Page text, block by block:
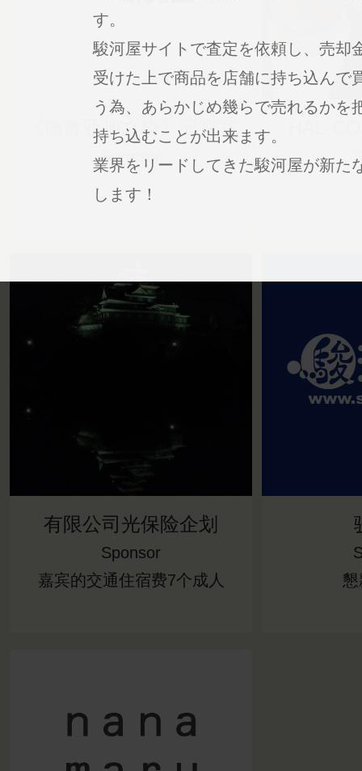
《德鲁亚加之塔》研究室
Sponsor
有限公司光保险企划
Sponsor
嘉宾的交通住宿费7个成人
す。
駿河屋サイトで査定を依頼し、売却
受けた上で商品を店舗に持ち込んで
う為、あらかじめ幾らで売れるかを
持ち込むことが出来ます。
業界をリードしてきた駿河屋が新た
します！